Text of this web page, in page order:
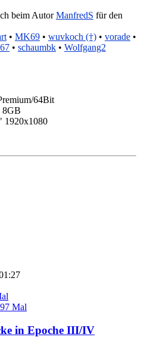
beim AutorManfredS für den
• MK69 • wuvkoch (†) • vorade •
• schaumbk • Wolfgang2
64Bit
8GB
Mal
in Epoche III/IV